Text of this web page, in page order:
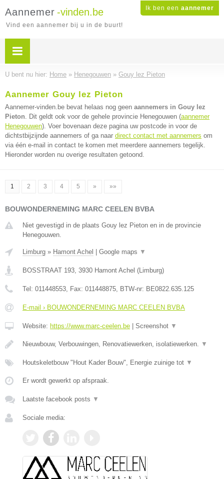
Ik ben een aannemer
Aannemer -vinden.be
Vind een aannemer bij u in de buurt!
U bent nu hier: Home » Henegouwen » Gouy lez Pieton
Aannemer Gouy lez Pieton
Aannemer-vinden.be bevat helaas nog geen aannemers in Gouy lez
Pieton. Dit geldt ook voor de gehele provincie Henegouwen (aannemer
Henegouwen). Voer bovenaan deze pagina uw postcode in voor de
dichtstbijzijnde aannemers of ga naar direct contact met aannemers om
via één e-mail in contact te komen met meerdere aannemers tegelijk.
Hieronder worden nu overige resultaten getoond.
1 2 3 4 5 » »»
BOUWONDERNEMING MARC CEELEN BVBA
Niet gevestigd in de plaats Gouy lez Pieton en in de provincie
Henegouwen.
Limburg » Hamont Achel Google maps ▼
BOSSTRAAT 193, 3930 Hamont Achel (Limburg)
Tel: 011448553, Fax: 011448875, BTW-nr: BE0822.635.125
E-mail › BOUWONDERNEMING MARC CEELEN BVBA
Website: https://www.marc-ceelen.be Screenshot ▼
Nieuwbouw, Verbouwingen, Renovatiewerken, isolatiewerken. ▼
Houtskeletbouw "Hout Kader Bouw", Energie zuinige tot ▼
Er wordt gewerkt op afspraak.
Laatste facebook posts ▼
Sociale media: